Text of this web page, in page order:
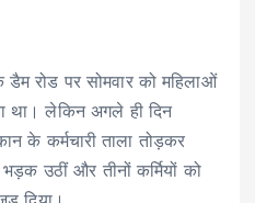
रोड पर सोमवार को महिलाओं
था। लेकिन अगले ही दिन
के कर्मचारी ताला तोड़कर
उठीं और तीनों कर्मियों को